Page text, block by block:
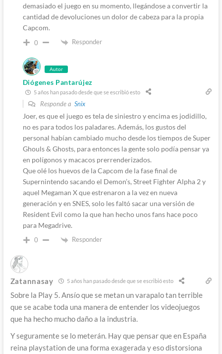
demasiado el juego en su momento, llegándose a convertir la
cantidad de devoluciones un dolor de cabeza para la propia
Capcom.
0 Responder
Autor
Diógenes Pantarújez
5 años han pasado desde que se escribió esto
Responde a Snix
Joer, es que el juego es tela de siniestro y encima es jodidillo,
no es para todos los paladares. Además, los gustos del
personal habían cambiado mucho desde los tiempos de Super
Ghouls & Ghosts, para entonces la gente solo podía pensar ya
en polígonos y macacos prerrenderizados.
Que olé los huevos de la Capcom de la fase final de
Supernintendo sacando el Demon’s, Street Fighter Alpha 2 y
aquel Megaman X que estrenaron a la vez en nueva
generación y en SNES, solo les faltó sacar una versión de
Resident Evil como la que han hecho unos fans hace poco
para Megadrive.
0 Responder
Zatannasay 5 años han pasado desde que se escribió esto
Sobre la Play 5. Ansío que se metan un varapalo tan terrible
que se acabe toda una manera de entender los videojuegos
que ha hecho mucho daño a la industria.
Y seguramente se lo meterán. Hay que pensar que en España
reina playstation de una forma exagerada y eso distorsiona